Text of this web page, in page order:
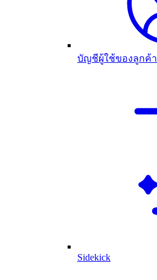
บัญชีผู้ใช้ของลูกค้า
Sidekick